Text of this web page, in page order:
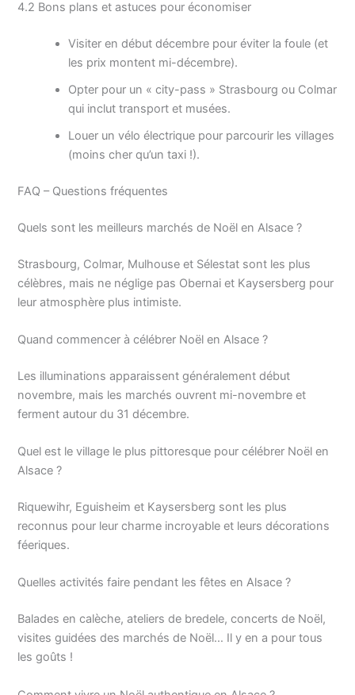
4.2 Bons plans et astuces pour économiser
Visiter en début décembre pour éviter la foule (et
les prix montent mi-décembre).
Opter pour un « city-pass » Strasbourg ou Colmar
qui inclut transport et musées.
Louer un vélo électrique pour parcourir les villages
(moins cher qu’un taxi !).
FAQ – Questions fréquentes
Quels sont les meilleurs marchés de Noël en Alsace ?
Strasbourg, Colmar, Mulhouse et Sélestat sont les plus
célèbres, mais ne néglige pas Obernai et Kaysersberg pour
leur atmosphère plus intimiste.
Quand commencer à célébrer Noël en Alsace ?
Les illuminations apparaissent généralement début
novembre, mais les marchés ouvrent mi-novembre et
ferment autour du 31 décembre.
Quel est le village le plus pittoresque pour célébrer Noël en
Alsace ?
Riquewihr, Eguisheim et Kaysersberg sont les plus
reconnus pour leur charme incroyable et leurs décorations
féeriques.
Quelles activités faire pendant les fêtes en Alsace ?
Balades en calèche, ateliers de bredele, concerts de Noël,
visites guidées des marchés de Noël… Il y en a pour tous
les goûts !